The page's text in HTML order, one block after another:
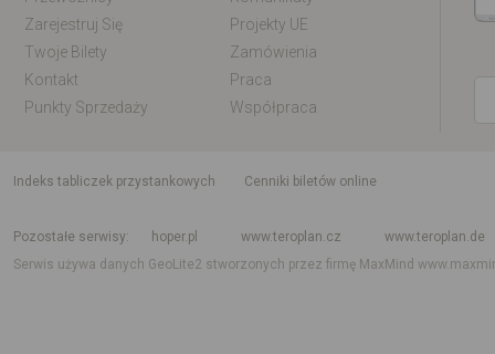
Zarejestruj Się
Projekty UE
Twoje Bilety
Zamówienia
Kontakt
Praca
Punkty Sprzedaży
Współpraca
indeks tabliczek przystankowych
Cenniki biletów online
Pozostałe serwisy
hoper.pl www.teroplan.cz
www.teroplan.de
Serwis używa danych GeoLite2 stworzonych przez firmę MaxMind